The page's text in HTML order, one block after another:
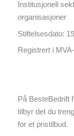
Institusjonell
organisasjoner
Stiftelsesdato:
Registrert i
På BesteBedrift
tilbyr det du
for et pristilbud.